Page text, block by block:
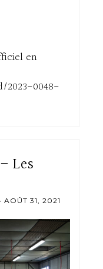
en
2023-0048-
Les
AOÛT 31, 2021